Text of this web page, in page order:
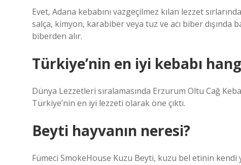
Evet, Adana kebabını vazgeçilmez kılan lezzet
salça, kimyon, karabiber veya tuz ve acı biber dışında
biberden alır.
Türkiye’nin en iyi kebabı
Dünya Lezzetleri sıralamasında Erzurum Oltu Cağ
Türkiye’nin en iyi lezzeti olarak öne çıktı.
Beyti hayvanın neresi?
Fümeci SmokeHouse Kuzu Beyti, kuzu bel etinin kendi